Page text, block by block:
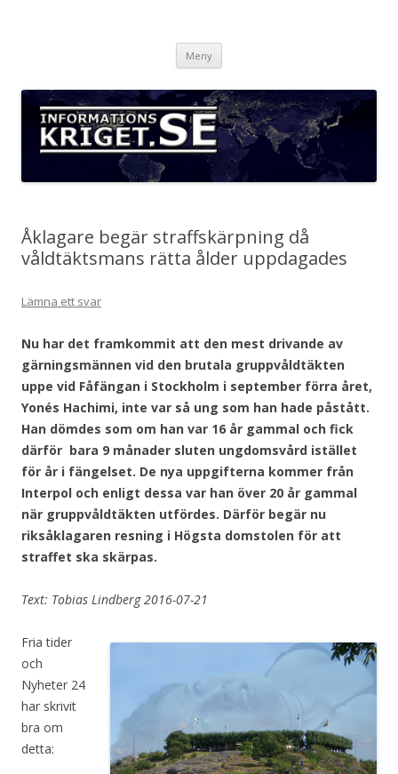
Meny
Åklagare begär straffskärpning då
våldtäktsmans rätta ålder uppdagades
Lämna ett svar
Nu har det framkommit att den mest drivande av
gärningsmännen vid den brutala gruppvåldtäkten
uppe vid Fåfängan i Stockholm i september förra året,
Yonés Hachimi, inte var så ung som han hade påstått.
Han dömdes som om han var 16 år gammal och fick
därför bara 9 månader sluten ungdomsvård istället
för år i fängelset. De nya uppgifterna kommer från
Interpol och enligt dessa var han över 20 år gammal
när gruppvåldtäkten utfördes. Därför begär nu
riksåklagaren resning i Högsta domstolen för att
straffet ska skärpas.
Text: Tobias Lindberg 2016-07-21
Fria tider
och
Nyheter 24
har skrivit
bra om
detta: